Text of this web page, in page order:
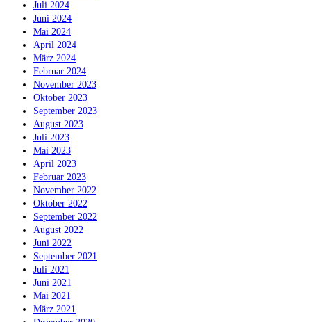
Juli 2024
Juni 2024
Mai 2024
April 2024
März 2024
Februar 2024
November 2023
Oktober 2023
September 2023
August 2023
Juli 2023
Mai 2023
April 2023
Februar 2023
November 2022
Oktober 2022
September 2022
August 2022
Juni 2022
September 2021
Juli 2021
Juni 2021
Mai 2021
März 2021